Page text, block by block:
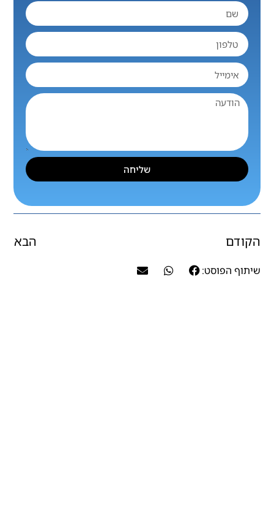
שליחה
הקודם הבא
שיתוף הפוסט: